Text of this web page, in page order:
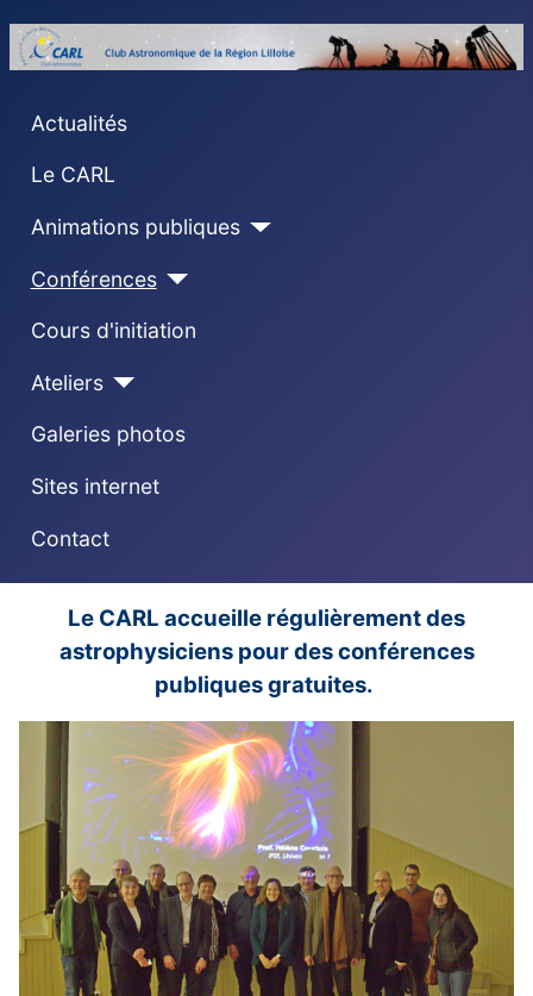
Actualités
Le CARL
Animations publiques
Conférences
Cours d'initiation
Ateliers
Galeries photos
Sites internet
Contact
Le CARL accueille régulièrement des
astrophysiciens pour des conférences
publiques gratuites.